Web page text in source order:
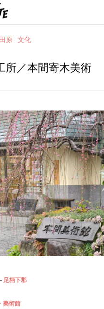
原 文化
所／本間寄木美術
足柄下郡
美術館